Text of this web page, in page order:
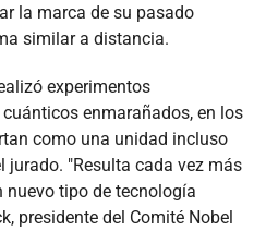
la marca de su pasado
similar a distancia.
experimentos
enmarañados, en los
como una unidad incluso
jurado. "Resulta cada vez más
nuevo tipo de tecnología
presidente del Comité Nobel